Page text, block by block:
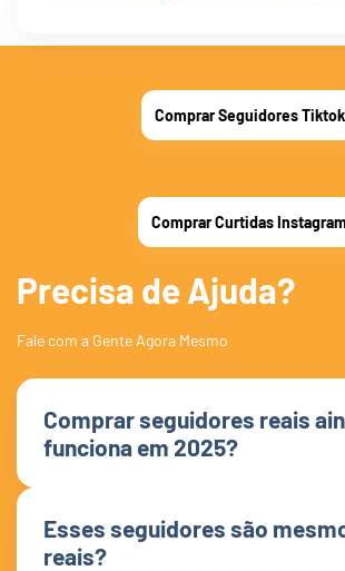
Comprar Seguidores Tiktok
Comprar Curtidas Instagram
Precisa de Ajuda?
Fale com a Gente Agora Mesmo
Comprar seguidores reais
funciona em 2025?
Esses seguidores são
reais?